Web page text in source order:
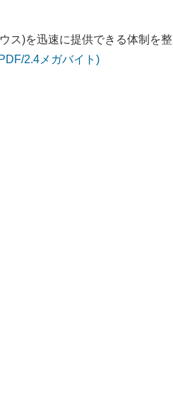
)を迅速に提供できる体制を整
2.4メガバイト)